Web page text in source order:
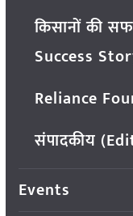
किसानों की
Success
Reliance
संपादकीय
Events